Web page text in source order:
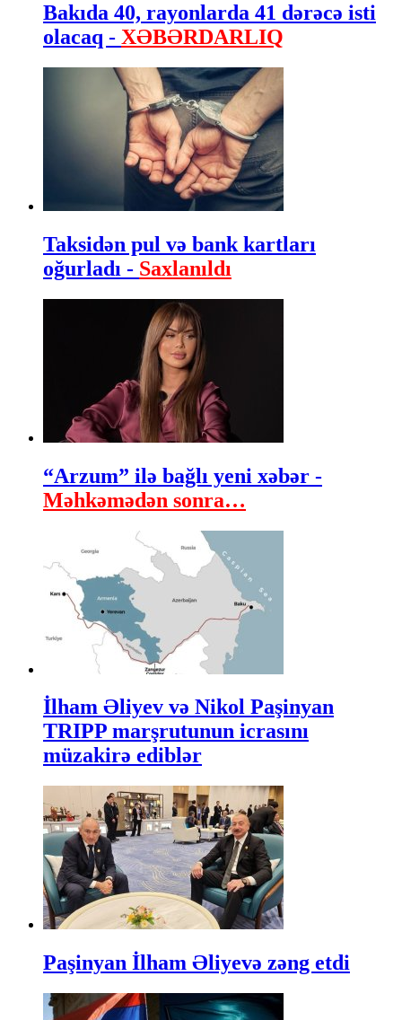
Bakıda 40, rayonlarda 41 dərəcə isti
olacaq - XƏBƏRDARLIQ
Taksidən pul və bank kartları
oğurladı - Saxlanıldı
“Arzum” ilə bağlı yeni xəbər -
Məhkəmədən sonra…
İlham Əliyev və Nikol Paşinyan
TRIPP marşrutunun icrasını
müzakirə ediblər
Paşinyan İlham Əliyevə zəng etdi